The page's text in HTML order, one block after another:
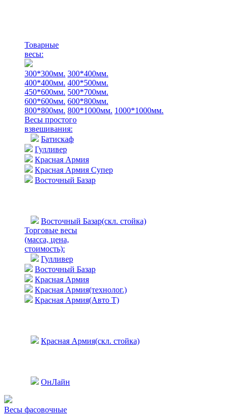
Товарные
весы:
300*300мм. 300*400мм.
400*400мм. 400*500мм.
450*600мм. 500*700мм.
600*600мм. 600*800мм.
800*800мм. 800*1000мм. 1000*1000мм.
Весы простого
взвешивания:
Батискаф
Гулливер
Красная Армия
Красная Армия Супер
Восточный Базар
Восточный Базар(скл. стойка)
Торговые весы
(масса, цена,
стоимость):
Гулливер
Восточный Базар
Красная Армия
Красная Армия(технолог.)
Красная Армия(Авто Т)
Красная Армия(скл. стойка)
ОнЛайн
Весы фасовочные